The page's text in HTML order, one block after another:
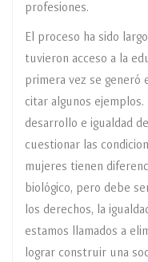
profesiones.
El proceso ha sido
tuvieron acceso a la
primera vez se generó
citar algunos ejemplos.
desarrollo e igualdad
cuestionar las
mujeres tienen
biológico, pero debe
los derechos, la
estamos llamados a
lograr construir una